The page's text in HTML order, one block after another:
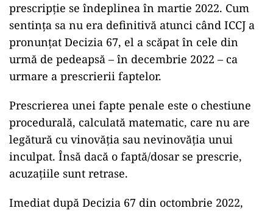
prescripție se îndeplinea în martie 2022. Cum
sentința sa nu era definitivă atunci când ICCJ a
pronunțat Decizia 67, el a scăpat în cele din
urmă de pedeapsă – în decembrie 2022 – ca
urmare a prescrierii faptelor.
Prescrierea unei fapte penale este o chestiune
procedurală, calculată matematic, care nu are
legătură cu vinovăția sau nevinovăția unui
inculpat. Însă dacă o faptă/dosar se prescrie,
acuzațiile sunt retrase.
Imediat după Decizia 67 din octombrie 2022,